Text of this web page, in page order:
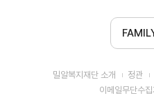
밀알복지재단 소개 정관
이메일무단수